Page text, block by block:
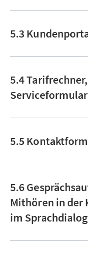
5.3
5.4
5.5
5.6
Mithören in der
im